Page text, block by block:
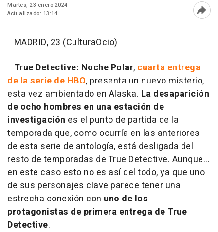
Martes, 23 enero 2024
Actualizado: 13:14
MADRID, 23 (CulturaOcio)
True Detective: Noche Polar, cuarta entrega
de la serie de HBO, presenta un nuevo misterio,
esta vez ambientado en Alaska. La desaparición
de ocho hombres en una estación de
investigación es el punto de partida de la
temporada que, como ocurría en las anteriores
de esta serie de antología, está desligada del
resto de temporadas de True Detective. Aunque...
en este caso esto no es así del todo, ya que uno
de sus personajes clave parece tener una
estrecha conexión con uno de los
protagonistas de primera entrega de True
Detective.